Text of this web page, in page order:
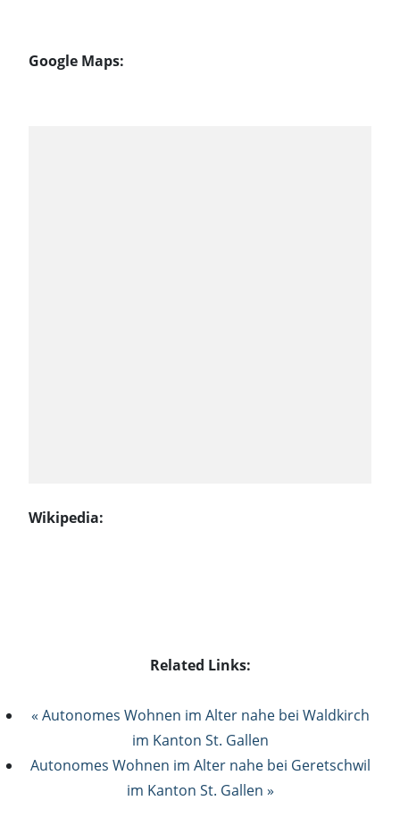
Google Maps:
Wikipedia:
Related Links:
« Autonomes Wohnen im Alter nahe bei Waldkirch
im Kanton St. Gallen
Autonomes Wohnen im Alter nahe bei Geretschwil
im Kanton St. Gallen »